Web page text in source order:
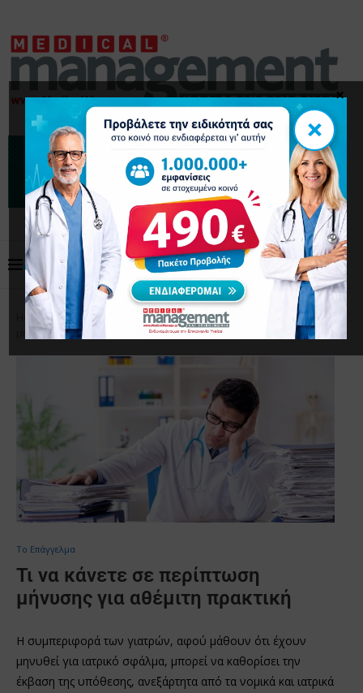
Home Το Επάγγελμα
Τι να κάνετε σε περίπτωση
μήνυσης για αθέμιτη πρακτική
Το Επάγγελμα
Τι να κάνετε σε περίπτωση
μήνυσης για αθέμιτη πρακτική
Η συμπεριφορά των γιατρών, αφού μάθουν ότι έχουν
μηνυθεί για ιατρικό σφάλμα, μπορεί να καθορίσει την
έκβαση της υπόθεσης, ανεξάρτητα από τα νομικά και ιατρικά
×
×